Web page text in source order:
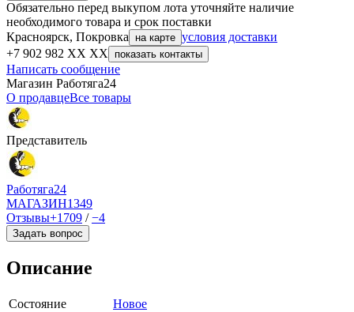
Обязательно перед выкупом лота уточняйте наличие
необходимого товара и срок поставки
Красноярск, Покровка
на карте условия доставки
+7 902 982 XX XX
показать контакты
Написать сообщение
Магазин Работяга24
О продавцеВсе товары
Представитель
Работяга24
МАГАЗИН1349
Отзывы+1709 /−4
Задать вопрос
Описание
Состояние
Новое